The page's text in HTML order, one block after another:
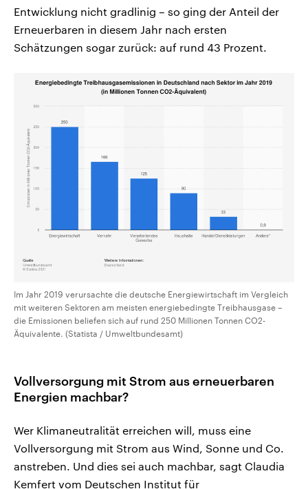
Entwicklung nicht gradlinig – so ging der Anteil der
Erneuerbaren in diesem Jahr nach ersten
Schätzungen sogar zurück: auf rund 43 Prozent.
Im Jahr 2019 verursachte die deutsche Energiewirtschaft im Vergleich
mit weiteren Sektoren am meisten energiebedingte Treibhausgase –
die Emissionen beliefen sich auf rund 250 Millionen Tonnen CO2-
Äquivalente. (Statista / Umweltbundesamt)
Vollversorgung mit Strom aus erneuerbaren
Energien machbar?
Wer Klimaneutralität erreichen will, muss eine
Vollversorgung mit Strom aus Wind, Sonne und Co.
anstreben. Und dies sei auch machbar, sagt Claudia
Kemfert vom Deutschen Institut für